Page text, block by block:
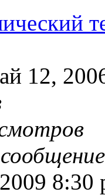
12,
8:30